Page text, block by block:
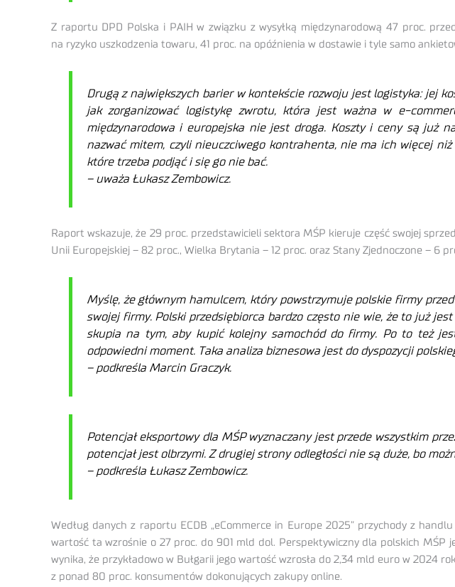
Z raportu DPD Polska i PAIH w związku z wysyłką międzynarodową 47 proc.
na ryzyko uszkodzenia towaru, 41 proc. na opóźnienia w dostawie i tyle samo
Drugą z największych barier w kontekście rozwoju jest logistyka: jej
jak zorganizować logistykę zwrotu, która jest ważna w e-
międzynarodowa i europejska nie jest droga. Koszty i ceny są już
nazwać mitem, czyli nieuczciwego kontrahenta, nie ma ich więcej
które trzeba podjąć i się go nie bać.
– uważa Łukasz Zembowicz.
Raport wskazuje, że 29 proc. przedstawicieli sektora MŚP kieruje część swojej
Unii Europejskiej – 82 proc., Wielka Brytania – 12 proc. oraz Stany Zjednoczone – 6
Myślę, że głównym hamulcem, który powstrzymuje polskie firmy
swojej firmy. Polski przedsiębiorca bardzo często nie wie, że to już
skupia na tym, aby kupić kolejny samochód do firmy. Po to też
odpowiedni moment. Taka analiza biznesowa jest do dyspozycji
– podkreśla Marcin Graczyk.
Potencjał eksportowy dla MŚP wyznaczany jest przede wszystkim
potencjał jest olbrzymi. Z drugiej strony odległości nie są duże, bo
–podkreśla Łukasz Zembowicz.
Według danych z raportu ECDB „eCommerce in Europe 2025” przychody z
wartość ta wzrośnie o 27 proc. do 901 mld dol. Perspektywiczny dla polskich MŚP
wynika, że przykładowo w Bułgarii jego wartość wzrosła do 2,34 mld euro w 2024
z ponad 80 proc. konsumentów dokonujących zakupy online.